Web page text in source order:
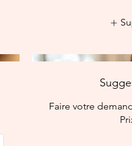
Faire votre